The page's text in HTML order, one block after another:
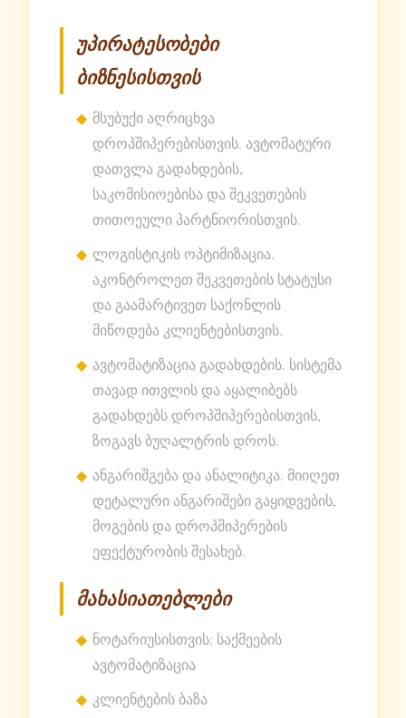
უპირატესობები
ბიზნესისთვის
მსუბუქი აღრიცხვა
დროპშიპერებისთვის. ავტომატური
დათვლა გადახდების,
საკომისიოებისა და შეკვეთების
თითოეული პარტნიორისთვის.
ლოგისტიკის ოპტიმიზაცია.
აკონტროლეთ შეკვეთების სტატუსი
და გაამარტივეთ საქონლის
მიწოდება კლიენტებისთვის.
ავტომატიზაცია გადახდების. სისტემა
თავად ითვლის და აყალიბებს
გადახდებს დროპშიპერებისთვის,
ზოგავს ბუღალტრის დროს.
ანგარიშგება და ანალიტიკა. მიიღეთ
დეტალური ანგარიშები გაყიდვების,
მოგების და დროპშიპერების
ეფექტურობის შესახებ.
მახასიათებლები
ნოტარიუსისთვის: საქმეების
ავტომატიზაცია
კლიენტების ბაზა